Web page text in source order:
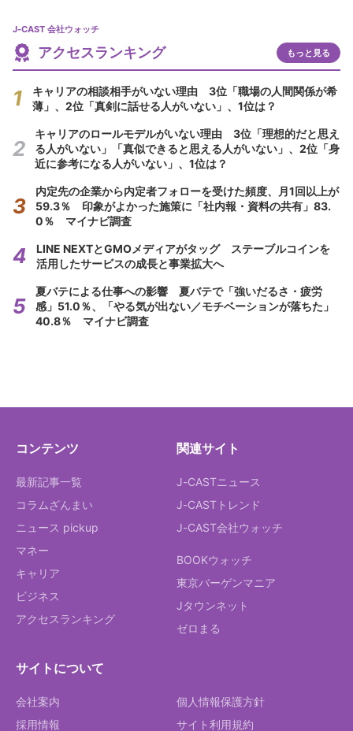
J-CAST 会社ウォッチ
アクセスランキング もっと見る
キャリアの相談相手がいない理由 3位「職場の人間関係が希
薄」、2位「真剣に話せる人がいない」、1位は？
キャリアのロールモデルがいない理由 3位「理想的だと思え
る人がいない」「真似できると思える人がいない」、2位「身
近に参考になる人がいない」、1位は？
内定先の企業から内定者フォローを受けた頻度、月1回以上が
59.3％ 印象がよかった施策に「社内報・資料の共有」83.
0％ マイナビ調査
LINE NEXTとGMOメディアがタッグ ステーブルコインを
活用したサービスの成長と事業拡大へ
夏バテによる仕事への影響 夏バテで「強いだるさ・疲労
感」51.0％、「やる気が出ない／モチベーションが落ちた」
40.8％ マイナビ調査
コンテンツ
最新記事一覧
コラムざんまい
ニュース pickup
マネー
キャリア
ビジネス
アクセスランキング
関連サイト
J-CASTニュース
J-CASTトレンド
J-CAST会社ウォッチ
BOOKウォッチ
東京バーゲンマニア
Jタウンネット
ゼロまる
サイトについて
会社案内
採用情報
個人情報保護方針
サイト利用規約